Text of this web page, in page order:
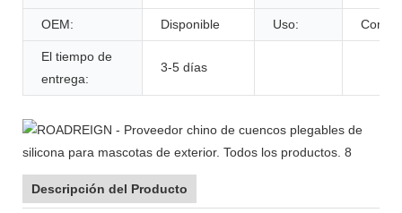
OEM: Disponible Uso:
El tiempo de
entrega:
3-5 días
Descripción del Producto